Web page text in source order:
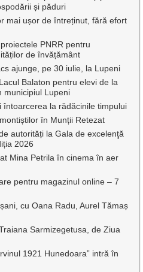
și păduri
mai ușor de întreținut, fără efort
PNRR pentru
de învățământ
ajunge, pe 30 iulie, la Lupeni
Balaton pentru elevi de la
municipiul Lupeni
întoarcerea la rădăcinile timpului
în Munții Retezat
autorități la Gala de excelenţă
2026
Mina Petrila în cinema în aer
pentru magazinul online – 7
cu Oana Radu, Aurel Tămaș
Sarmizegetusa, de Ziua
1921 Hunedoara” intră în